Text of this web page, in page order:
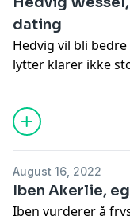
dating
Hedvig vil bli
lytter klarer ikke
til endring. Kaveh
og Peder ser på
barns utvikling.
August 16, 2022
Iben Akerlie,
Iben vurderer å